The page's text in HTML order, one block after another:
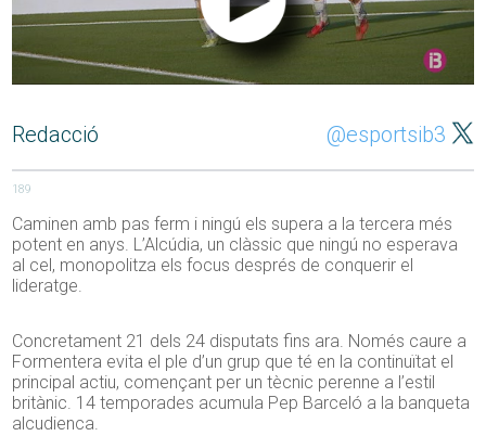
Redacció @esportsib3
189
Caminen amb pas ferm i ningú els supera a la tercera més
potent en anys. L’Alcúdia, un clàssic que ningú no esperava
al cel, monopolitza els focus després de conquerir el
lideratge.
Concretament 21 dels 24 disputats fins ara. Només caure a
Formentera evita el ple d’un grup que té en la continuïtat el
principal actiu, començant per un tècnic perenne a l’estil
britànic. 14 temporades acumula Pep Barceló a la banqueta
alcudienca.